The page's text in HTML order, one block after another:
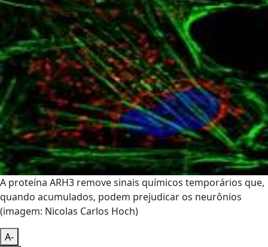
A proteína ARH3 remove sinais químicos temporários que,
quando acumulados, podem prejudicar os neurônios
(imagem: Nicolas Carlos Hoch)
A-